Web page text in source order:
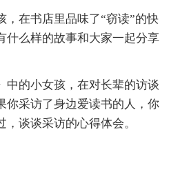
，在书店里品味了“窃读”的快
什么样的故事和大家一起分享
中的小女孩，在对长辈的访谈
你采访了身边爱读书的人，你
谈谈采访的心得体会。